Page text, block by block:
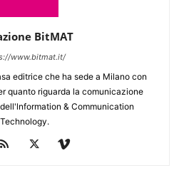
BitMAT
www.bitmat.it/
editrice che ha sede a Milano con
quanto riguarda la comunicazione
& Communication
Technology.